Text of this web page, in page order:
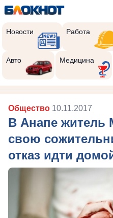
Новости Работа
Авто Медицина
Общество 10.11.2017
В Анапе житель
свою
отказ идти